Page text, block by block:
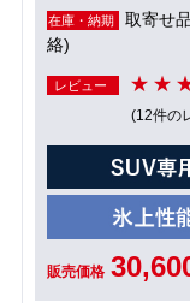
在庫・納期
取寄せ
絡)
レビュー
(12件の
販売価格